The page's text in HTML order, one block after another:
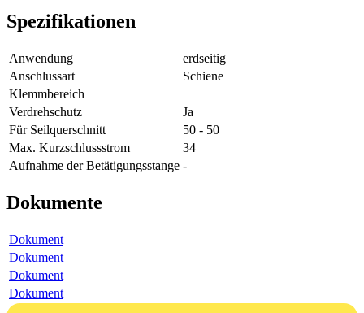
Spezifikationen
Anwendung
erdseitig
Anschlussart
Schiene
Klemmbereich
Verdrehschutz
Ja
Für Seilquerschnitt
50 - 50
Max. Kurzschlussstrom
34
Aufnahme der Betätigungsstange -
Dokumente
Dokument
Dokument
Dokument
Dokument